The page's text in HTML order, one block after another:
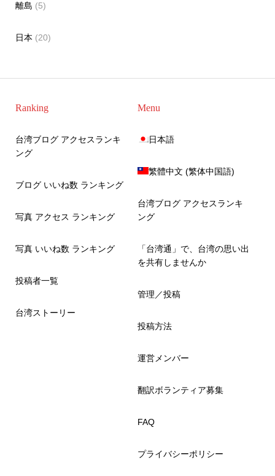
離島 (5)
日本 (20)
Ranking
台湾ブログ アクセスランキ
ング
ブログ いいね数 ランキング
写真 アクセス ランキング
写真 いいね数 ランキング
投稿者一覧
台湾ストーリー
Menu
日本語
繁體中文 (繁体中国語)
台湾ブログ アクセスランキ
ング
「台湾通」で、台湾の思い出
を共有しませんか
管理／投稿
投稿方法
運営メンバー
翻訳ボランティア募集
FAQ
プライバシーポリシー